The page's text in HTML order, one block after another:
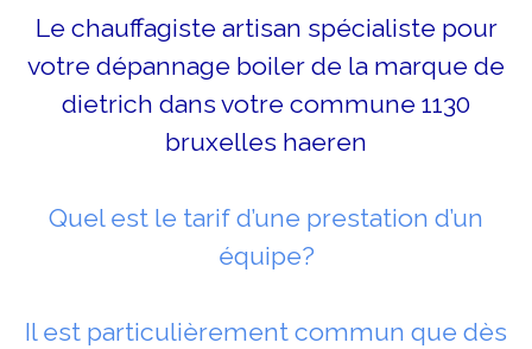
Le chauffagiste artisan spécialiste pour
votre dépannage boiler de la marque de
dietrich dans votre commune 1130
bruxelles haeren
Quel est le tarif d’une prestation d’un
équipe?
Il est particulièrement commun que dès